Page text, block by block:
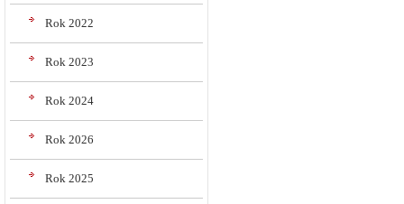
Rok 2022
Rok 2023
Rok 2024
Rok 2026
Rok 2025